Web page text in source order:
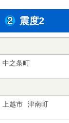
震度2
中之条町
上越市 津南町